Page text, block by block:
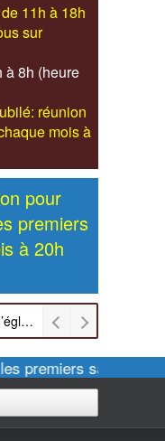
11h à 18h
sur
à 8h (heure
réunion
mois à
pour
premiers
à 20h
Actuellement nos réunions d’église sont retransmises sur ZOOM les dimanches à 11h et vendredis à 20h00
premiers samedis